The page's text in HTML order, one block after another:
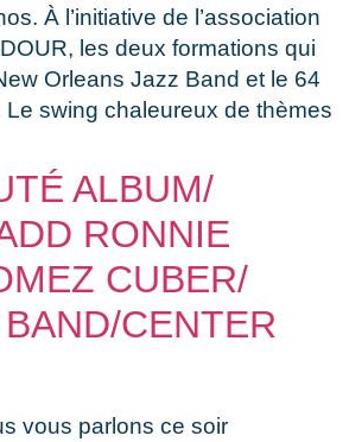
À l’initiative de l’association
les deux formations qui
Orleans Jazz Band et le 64
swing chaleureux de thèmes
ALBUM/
RONNIE
CUBER/
CENTER
vous parlons ce soir